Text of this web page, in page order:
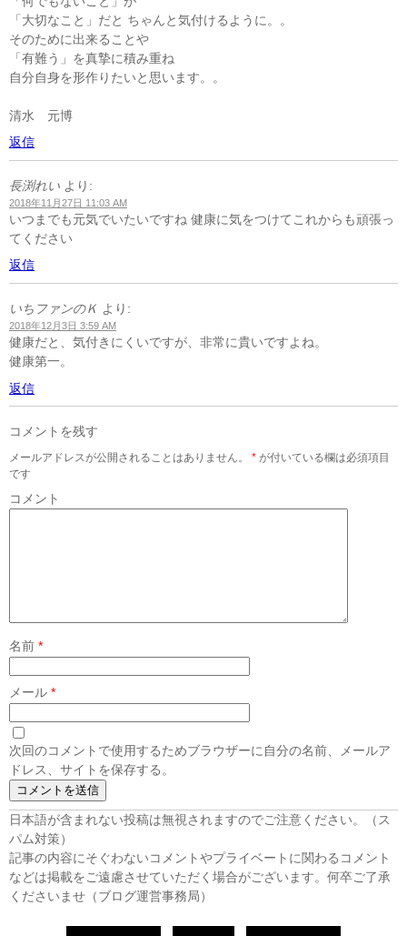
「大切なこと」だと ちゃんと気付けるように。。
そのために出来ることや
「有難う」を真摯に積み重ね
自分自身を形作りたいと思います。。
清水 元博
返信
長渕れい より:
2018年11月27日 11:03 AM
いつまでも元気でいたいですね 健康に気をつけてこれからも頑張っ
てください
返信
いちファンのＫ より:
2018年12月3日 3:59 AM
健康だと、気付きにくいですが、非常に貴いですよね。
健康第一。
返信
コメントを残す
メールアドレスが公開されることはありません。 * が付いている欄は必須項目
です
コメント
名前 *
メール *
次回のコメントで使用するためブラウザーに自分の名前、メールア
ドレス、サイトを保存する。
日本語が含まれない投稿は無視されますのでご注意ください。（ス
パム対策）
記事の内容にそぐわないコメントやプライベートに関わるコメント
などは掲載をご遠慮させていただく場合がございます。何卒ご了承
くださいませ（ブログ運営事務局）